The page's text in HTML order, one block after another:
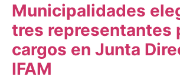
Municipalidades
tres representantes
cargos en Junta
IFAM